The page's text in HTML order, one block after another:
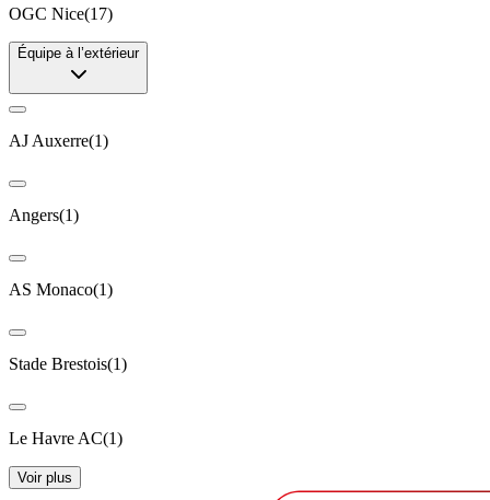
OGC Nice(17)
Équipe à l’extérieur
AJ Auxerre(1)
Angers(1)
AS Monaco(1)
Stade Brestois(1)
Le Havre AC(1)
Voir plus